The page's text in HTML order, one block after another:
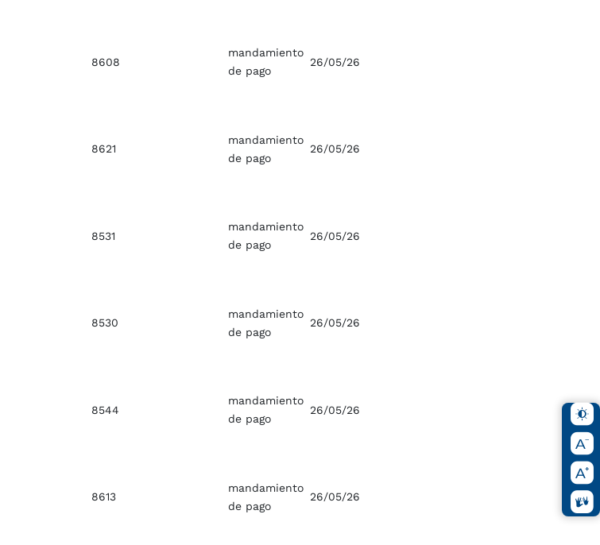
8608
mandamiento
de pago
26/05/26
8621
mandamiento
de pago
26/05/26
8531
mandamiento
de pago
26/05/26
8530
mandamiento
de pago
26/05/26
8544
mandamiento
de pago
26/05/26
8613
mandamiento
de pago
26/05/26